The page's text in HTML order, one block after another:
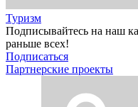
Туризм
Подписывайтесь на наш
раньше всех!
Подписаться
Партнерские проекты